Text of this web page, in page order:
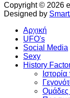
Copyright © 2026
Designed by
Αρχική
UFO's
Social Media
Sexy
History